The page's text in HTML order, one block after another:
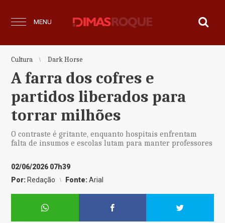
MENU
Cultura Dark Horse
A farra dos cofres e
partidos liberados para
torrar milhões
O contraste é gritante, enquanto hospitais enfrentam
falta de insumos e escolas lutam para manter professores
02/06/2026 07h39
Por: Redação Fonte:Arial